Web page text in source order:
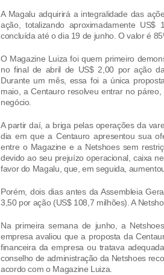
A Magalu adquirirá a integralidade das
ação, totalizando aproximadamente
concluída até o dia 19 de junho. O valor é
O Magazine Luiza foi quem primeiro
no final de abril de US$ 2,00 por ação
Durante um mês, essa foi a única
maio, a Centauro resolveu entrar no
negócio.
A partir daí, a briga pelas operações da
dia em que a Centauro apresentou sua
entre o Magazine e a Netshoes sem
devido ao seu prejuízo operacional, caixa
favor do Magalu, que, em seguida,
Porém, dois dias antes da Assembleia
3,50 por ação (US$ 108,7 milhões). A
Na primeira semana de junho, a
empresa avaliou que a proposta da
financeira da empresa ou tratava
conselho de administração da Netshoes
acordo com o Magazine Luiza.